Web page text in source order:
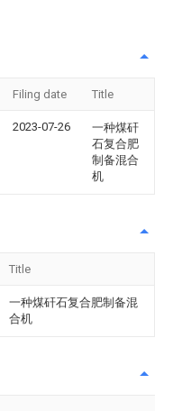
Filing date Title
2023-07-26
一种煤矸
石复合肥
制备混合
机
Title
一种煤矸石复合肥制备混
合机